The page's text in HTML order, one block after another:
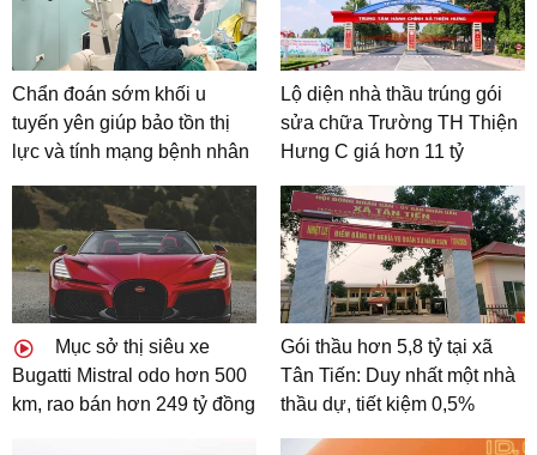
Chẩn đoán sớm khối u
tuyến yên giúp bảo tồn thị
lực và tính mạng bệnh nhân
Lộ diện nhà thầu trúng gói
sửa chữa Trường TH Thiện
Hưng C giá hơn 11 tỷ
Mục sở thị siêu xe
Bugatti Mistral odo hơn 500
km, rao bán hơn 249 tỷ đồng
Gói thầu hơn 5,8 tỷ tại xã
Tân Tiến: Duy nhất một nhà
thầu dự, tiết kiệm 0,5%